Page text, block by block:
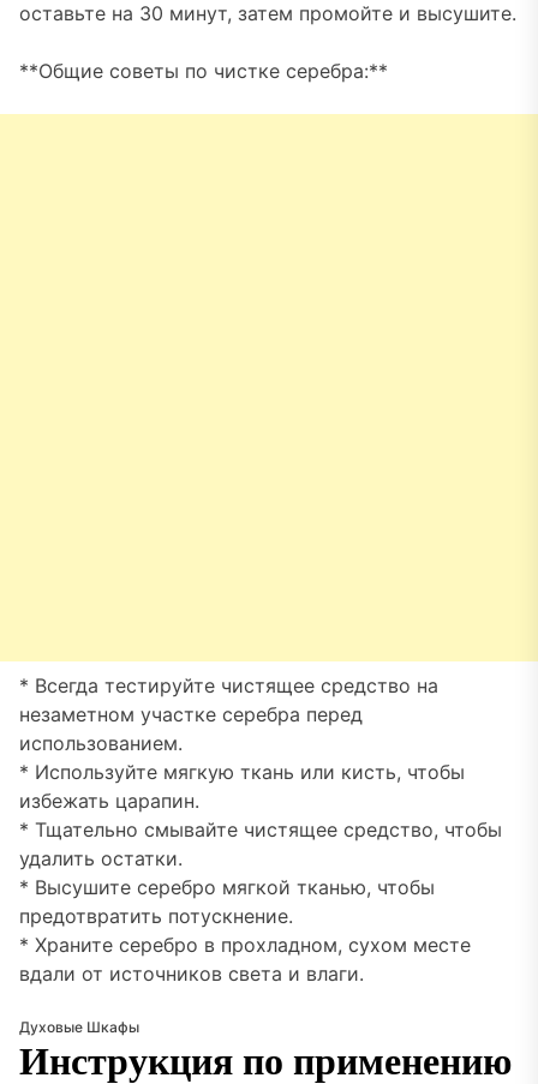
оставьте на 30 минут, затем промойте и высушите.
**Общие советы по чистке серебра:**
* Всегда тестируйте чистящее средство на
незаметном участке серебра перед
использованием.
* Используйте мягкую ткань или кисть, чтобы
избежать царапин.
* Тщательно смывайте чистящее средство, чтобы
удалить остатки.
* Высушите серебро мягкой тканью, чтобы
предотвратить потускнение.
* Храните серебро в прохладном, сухом месте
вдали от источников света и влаги.
Духовые Шкафы
Инструкция по применению